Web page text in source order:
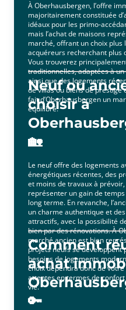
À Oberhausbergen, l’offre
majoritairement constituée
idéaux pour les primo-
mais l’achat de maisons
marché, offrant un choix plus
acquéreurs recherchant plus
Vous trouverez
traditionnelles, adaptées à
ainsi que des logements
de villas ou biens de prestige
fait d’Oberhausbergen un
équilibré.
Neuf ou
choisir à
🏡
Le neuf offre des logements
énergétiques récentes, des
et moins de travaux à
représenter un gain de temps
long terme. En revanche,
un charme authentique et
attractifs, avec la possibilité
bien par des rénovations. À
marché ancien est bien
projets neufs se développent
besoins de logements
choix dépendra donc de
attentes en termes de
vie.
Comment
achat
🔑